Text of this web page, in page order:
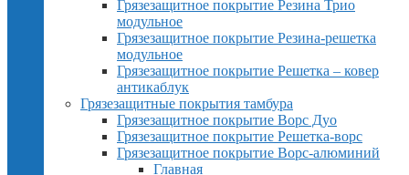
Грязезащитное покрытие Резина Трио
модульное
Грязезащитное покрытие Резина-решетка
модульное
Грязезащитное покрытие Решетка – ковер
антикаблук
Грязезащитные покрытия тамбура
Грязезащитное покрытие Ворс Дуо
Грязезащитное покрытие Решетка-ворс
Грязезащитное покрытие Ворс-алюминий
Главная